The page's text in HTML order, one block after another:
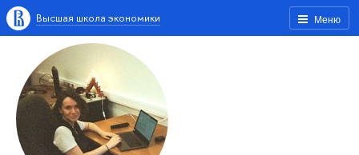
Меню
Высшая школа экономики